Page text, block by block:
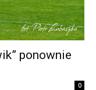
ponownie
0